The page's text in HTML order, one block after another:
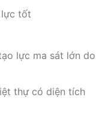
tốt
lực ma sát lớn do
thự có diện tích